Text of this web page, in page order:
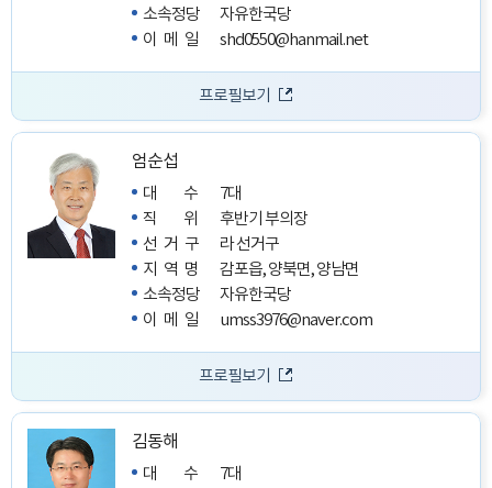
소속정당
자유한국당
이메일
shd0550@hanmail.net
프로필보기
엄순섭
대수7대
직위후반기 부의장
선거구
라 선거구
지역명
감포읍, 양북면, 양남면
소속정당
자유한국당
이메일
umss3976@naver.com
프로필보기
김동해
대수7대